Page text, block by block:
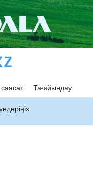
Тағайындау